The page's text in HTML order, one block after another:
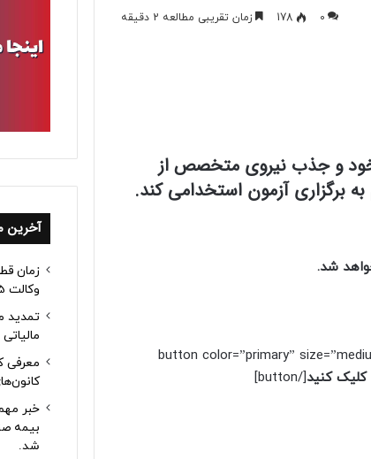
0
178 زمان تقریبی مطالعه 2 دقیقه
خود و جذب نیروی متخصص از
برگزاری آزمون استخدامی کند.
شد.
[button color=”primary”
[/button]
آخرین
زمان
وکالت 1405 کانون‌های وکلا اعلام شد
تمدید
مالیاتی
خبر
شد.